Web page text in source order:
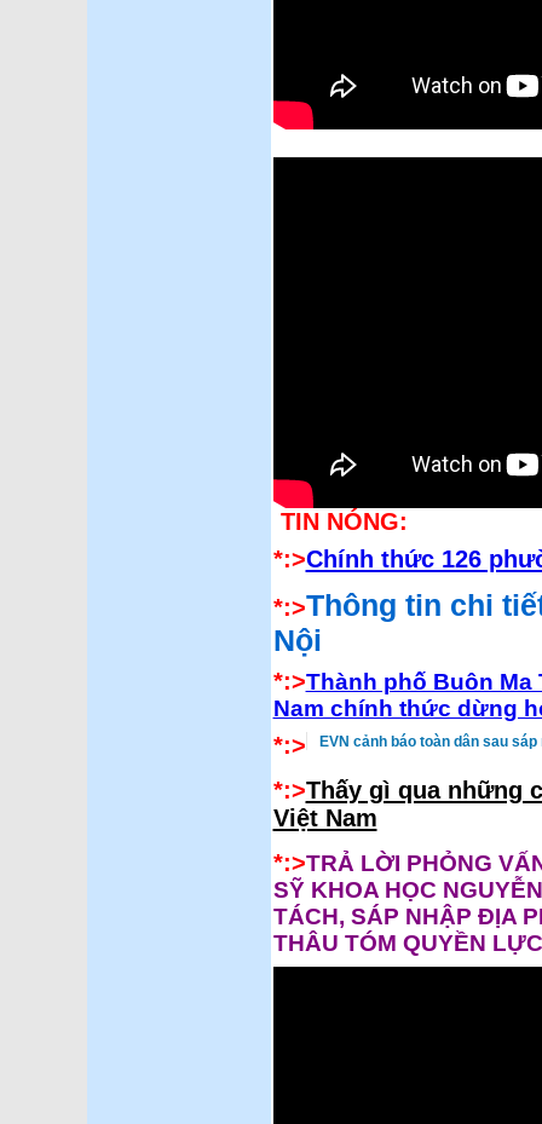
TIN NÓNG:
*:>Chính thức 126
*:>Thông tin chi
Nội
*:>Thành phố Buôn
Nam chính thức dừng
*:> EVN cảnh báo toàn dân sau
*:>Thấy gì qua những
Việt Nam
*:>TRẢ LỜI PHỎNG
SỸ KHOA HỌC
TÁCH, SÁP NHẬP ĐỊA
THÂU TÓM QUYỀN